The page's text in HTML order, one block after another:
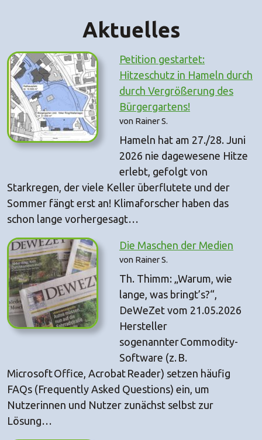
Aktuelles
Petition gestartet:
Hitzeschutz in Hameln durch
durch Vergrößerung des
Bürgergartens!
von Rainer S.
Hameln hat am 27./28. Juni
2026 nie dagewesene Hitze
erlebt, gefolgt von
Starkregen, der viele Keller überflutete und der
Sommer fängt erst an! Klimaforscher haben das
schon lange vorhergesagt…
Die Maschen der Medien
von Rainer S.
Th. Thimm: „Warum, wie
lange, was bringt’s?“,
DeWeZet vom 21.05.2026
Hersteller
sogenannter Commodity-
Software (z. B.
Microsoft Office, Acrobat Reader) setzen häufig
FAQs (Frequently Asked Questions) ein, um
Nutzerinnen und Nutzer zunächst selbst zur
Lösung…